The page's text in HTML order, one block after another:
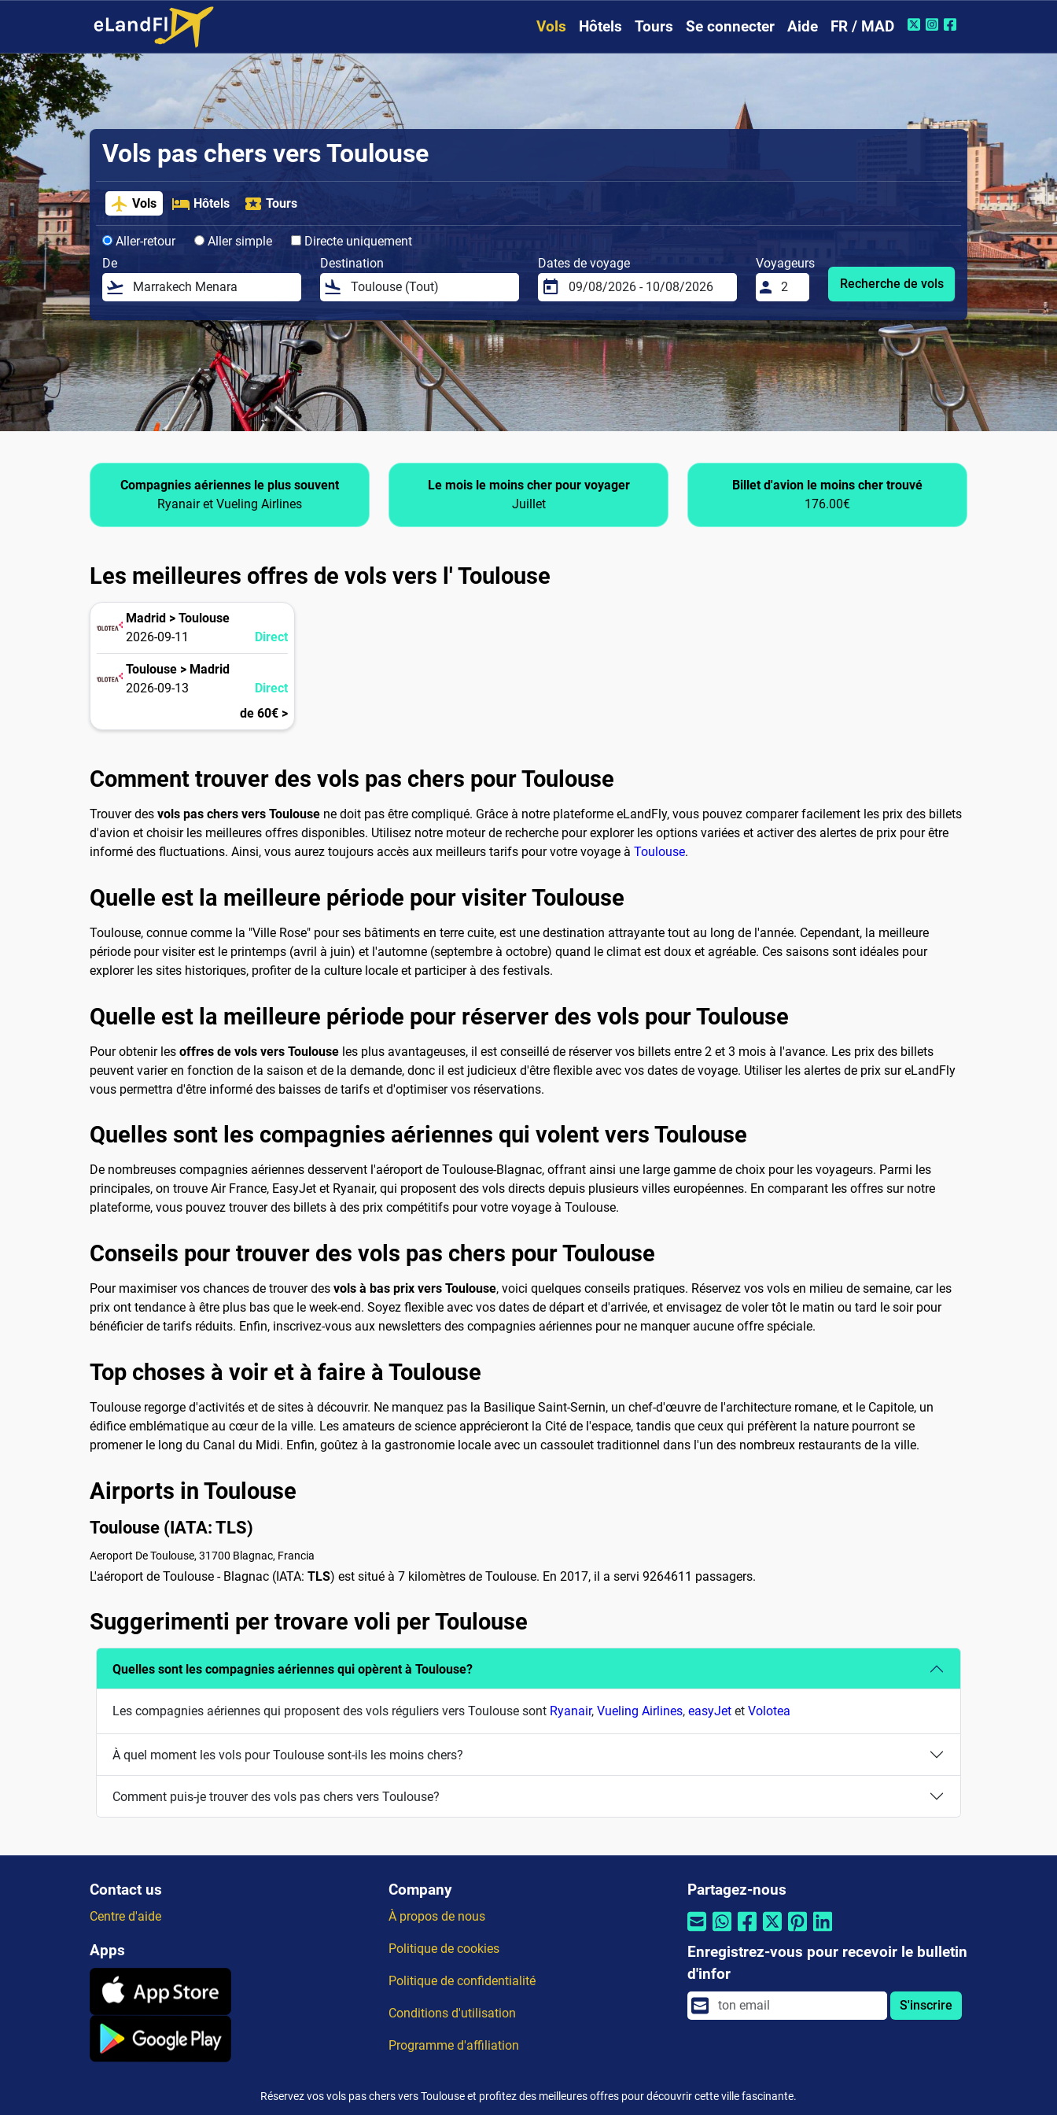
Vols Hôtels Tours Se connecter Aide FR / MAD
Vols pas chers vers Toulouse
Vols Hôtels Tours
Aller-retour Aller simple
Directe uniquement
De
Destination Dates de voyage
Voyageurs
Recherche de vols
Compagnies aériennes le plus souvent
Ryanair et Vueling Airlines
Le mois le moins cher pour voyager
Juillet
Billet d'avion le moins cher trouvé
176.00€
Les meilleures offres de vols vers l' Toulouse
Madrid > Toulouse
2026-09-11
Direct
Toulouse > Madrid
2026-09-13
Direct
de 60€ >
Comment trouver des vols pas chers pour Toulouse
Trouver des vols pas chers vers Toulouse ne doit pas être compliqué. Grâce à notre plateforme eLandFly, vous pouvez comparer facilement les prix des billets
d'avion et choisir les meilleures offres disponibles. Utilisez notre moteur de recherche pour explorer les options variées et activer des alertes de prix pour être
informé des fluctuations. Ainsi, vous aurez toujours accès aux meilleurs tarifs pour votre voyage à Toulouse.
Quelle est la meilleure période pour visiter Toulouse
Toulouse, connue comme la "Ville Rose" pour ses bâtiments en terre cuite, est une destination attrayante tout au long de l'année. Cependant, la meilleure
période pour visiter est le printemps (avril à juin) et l'automne (septembre à octobre) quand le climat est doux et agréable. Ces saisons sont idéales pour
explorer les sites historiques, profiter de la culture locale et participer à des festivals.
Quelle est la meilleure période pour réserver des vols pour Toulouse
Pour obtenir les offres de vols vers Toulouse les plus avantageuses, il est conseillé de réserver vos billets entre 2 et 3 mois à l'avance. Les prix des billets
peuvent varier en fonction de la saison et de la demande, donc il est judicieux d'être flexible avec vos dates de voyage. Utiliser les alertes de prix sur eLandFly
vous permettra d'être informé des baisses de tarifs et d'optimiser vos réservations.
Quelles sont les compagnies aériennes qui volent vers Toulouse
De nombreuses compagnies aériennes desservent l'aéroport de Toulouse-Blagnac, offrant ainsi une large gamme de choix pour les voyageurs. Parmi les
principales, on trouve Air France, EasyJet et Ryanair, qui proposent des vols directs depuis plusieurs villes européennes. En comparant les offres sur notre
plateforme, vous pouvez trouver des billets à des prix compétitifs pour votre voyage à Toulouse.
Conseils pour trouver des vols pas chers pour Toulouse
Pour maximiser vos chances de trouver des vols à bas prix vers Toulouse, voici quelques conseils pratiques. Réservez vos vols en milieu de semaine, car les
prix ont tendance à être plus bas que le week-end. Soyez flexible avec vos dates de départ et d'arrivée, et envisagez de voler tôt le matin ou tard le soir pour
bénéficier de tarifs réduits. Enfin, inscrivez-vous aux newsletters des compagnies aériennes pour ne manquer aucune offre spéciale.
Top choses à voir et à faire à Toulouse
Toulouse regorge d'activités et de sites à découvrir. Ne manquez pas la Basilique Saint-Sernin, un chef-d'œuvre de l'architecture romane, et le Capitole, un
édifice emblématique au cœur de la ville. Les amateurs de science apprécieront la Cité de l'espace, tandis que ceux qui préfèrent la nature pourront se
promener le long du Canal du Midi. Enfin, goûtez à la gastronomie locale avec un cassoulet traditionnel dans l'un des nombreux restaurants de la ville.
Airports in Toulouse
Toulouse (IATA: TLS)
Aeroport De Toulouse, 31700 Blagnac, Francia
L'aéroport de Toulouse - Blagnac (IATA: TLS) est situé à 7 kilomètres de Toulouse. En 2017, il a servi 9264611 passagers.
Suggerimenti per trovare voli per Toulouse
Quelles sont les compagnies aériennes qui opèrent à Toulouse?
Les compagnies aériennes qui proposent des vols réguliers vers Toulouse sont Ryanair, Vueling Airlines, easyJet et Volotea
À quel moment les vols pour Toulouse sont-ils les moins chers?
Comment puis-je trouver des vols pas chers vers Toulouse?
Contact us
Centre d'aide
Apps
Company
À propos de nous
Politique de cookies
Politique de confidentialité
Conditions d'utilisation
Programme d'affiliation
Partagez-nous
Enregistrez-vous pour recevoir le bulletin
d'infor
S'inscrire
Réservez vos vols pas chers vers Toulouse et profitez des meilleures offres pour découvrir cette ville fascinante.